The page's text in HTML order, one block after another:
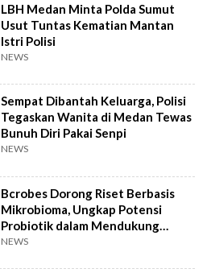
LBH Medan Minta Polda Sumut
Usut Tuntas Kematian Mantan
Istri Polisi
NEWS
Sempat Dibantah Keluarga, Polisi
Tegaskan Wanita di Medan Tewas
Bunuh Diri Pakai Senpi
NEWS
Bcrobes Dorong Riset Berbasis
Mikrobioma, Ungkap Potensi
Probiotik dalam Mendukung
Terapi Jerawat
NEWS